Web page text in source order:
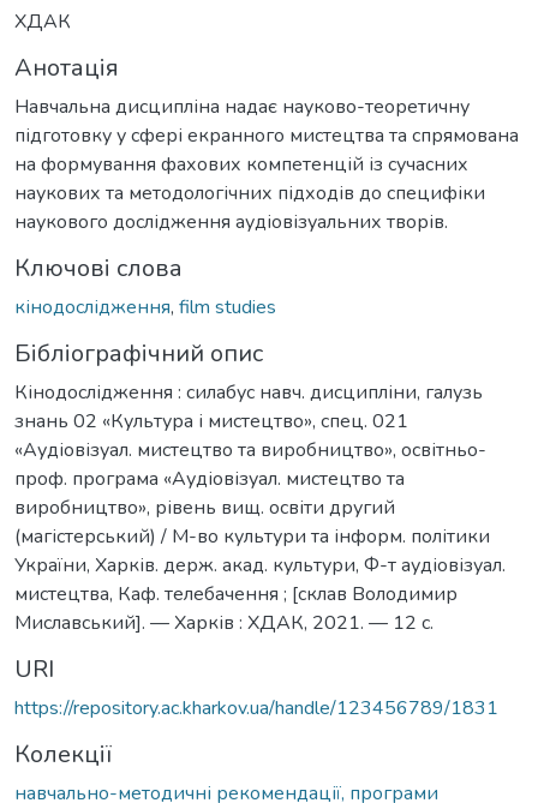
ХДАК
Анотація
Навчальна дисципліна надає науково-теоретичну
підготовку у сфері екранного мистецтва та спрямована
на формування фахових компетенцій із сучасних
наукових та методологічних підходів до специфіки
наукового дослідження аудіовізуальних творів.
Ключові слова
кінодослідження, film studies
Бібліографічний опис
Кінодослідження : силабус навч. дисципліни, галузь
знань 02 «Культура і мистецтво», спец. 021
«Аудіовізуал. мистецтво та виробництво», освітньо-
проф. програма «Аудіовізуал. мистецтво та
виробництво», рівень вищ. освіти другий
(магістерський) / М-во культури та інформ. політики
України, Харків. держ. акад. культури, Ф-т аудіовізуал.
мистецтва, Каф. телебачення ; [склав Володимир
Миславський]. — Харків : ХДАК, 2021. — 12 с.
URI
https://repository.ac.kharkov.ua/handle/123456789/1831
Колекції
навчально-методичні рекомендації, програми